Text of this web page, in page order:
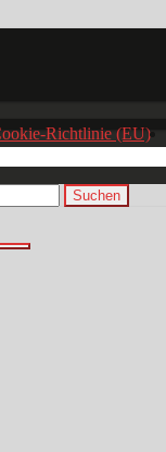
Richtlinie (EU)